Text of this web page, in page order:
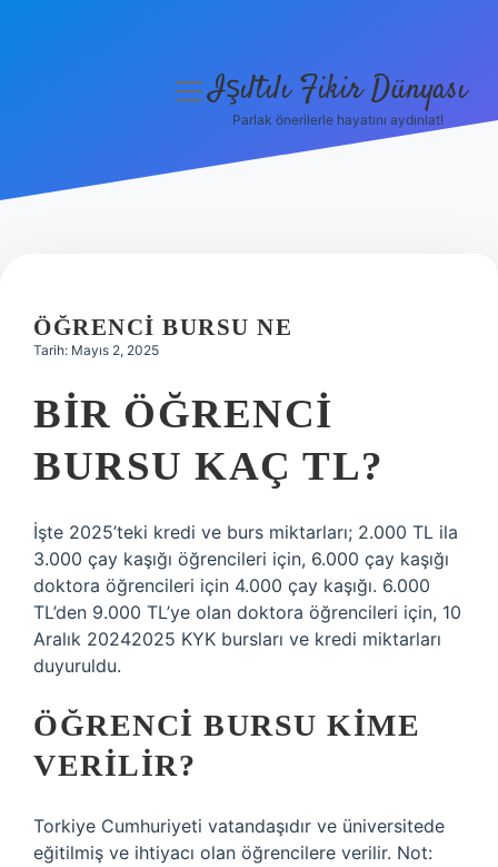
menüyüIşıltılı Fikir Dünyası
Parlak önerilerle hayatını aydınlat!
ÖĞRENCI BURSU NE
Tarih: Mayıs 2, 2025
BIR ÖĞRENCI
BURSU KAÇ TL?
İşte 2025’teki kredi ve burs miktarları; 2.000 TL ila
3.000 çay kaşığı öğrencileri için, 6.000 çay kaşığı
doktora öğrencileri için 4.000 çay kaşığı. 6.000
TL’den 9.000 TL’ye olan doktora öğrencileri için, 10
Aralık 20242025 KYK bursları ve kredi miktarları
duyuruldu.
ÖĞRENCI BURSU KIME
VERILIR?
Torkiye Cumhuriyeti vatandaşıdır ve üniversitede
eğitilmiş ve ihtiyacı olan öğrencilere verilir. Not: